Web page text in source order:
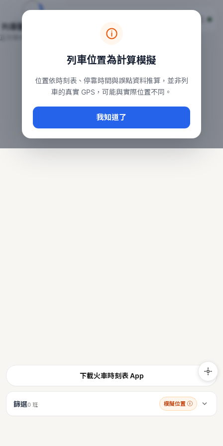
台鐵列車即時位置地圖
本頁顯示目前全台鐵運行中的列車位置，涵蓋自強、普悠瑪、
常用查詢：
、台中車站即時動態
台鐵即時動態
下載火車時刻表 App
篩選0 班 模擬位置 ⓘ
列車位置為計算模擬
位置依時刻表、停靠時間與誤點資料推算，並非列
車的真實 GPS，可能與實際位置不同。
我知道了
列車動態載入中…